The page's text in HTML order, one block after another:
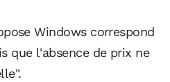
Windows correspond
que l'absence de prix ne